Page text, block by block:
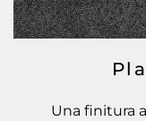
Una finitura